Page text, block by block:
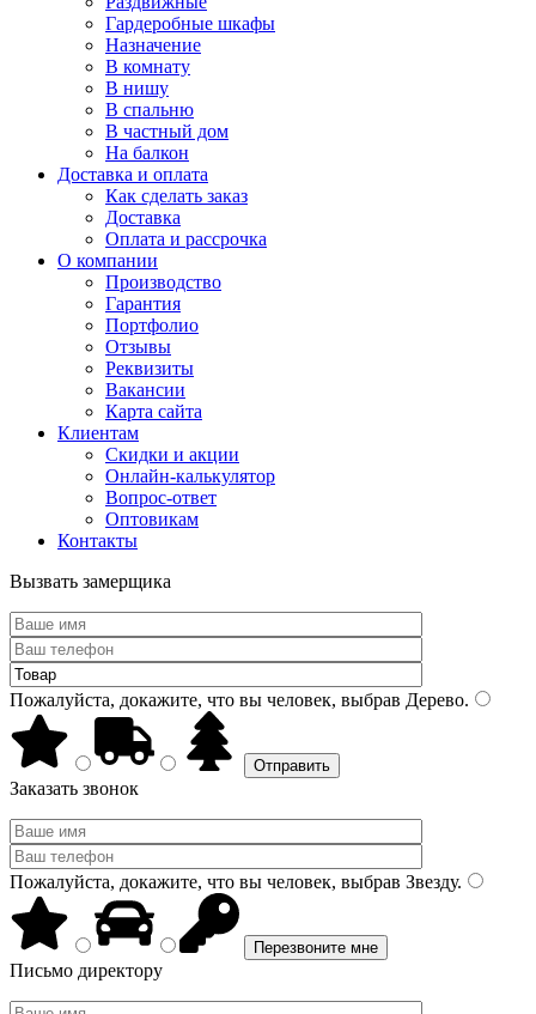
Гардеробные шкафы
Назначение
В комнату
В нишу
В спальню
В частный дом
На балкон
Доставка и оплата
Как сделать заказ
Доставка
Оплата и рассрочка
О компании
Производство
Гарантия
Портфолио
Отзывы
Реквизиты
Вакансии
Карта сайта
Клиентам
Скидки и акции
Онлайн-калькулятор
Вопрос-ответ
Оптовикам
Контакты
Вызвать замерщика
Пожалуйста, докажите, что вы человек, выбрав Дерево.
Заказать звонок
Пожалуйста, докажите, что вы человек, выбрав Звезду.
Письмо директору